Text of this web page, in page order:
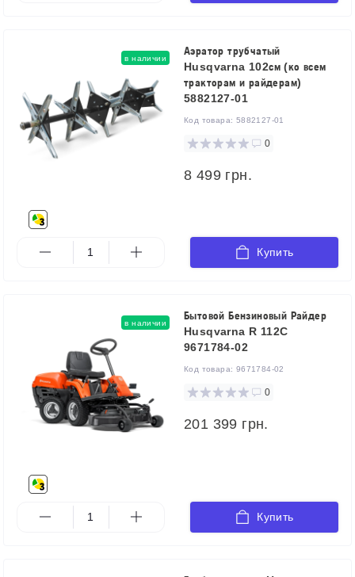
в наличии
Аэратор трубчатый
Husqvarna 102см (ко всем
тракторам и райдерам)
5882127-01
Код товара: 5882127-01
0
8 499 грн.
Купить
в наличии
Бытовой Бензиновый Райдер
Husqvarna R 112C
9671784-02
Код товара: 9671784-02
0
201 399 грн.
Купить